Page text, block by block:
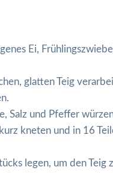
Ei,
glatten Teig
Salz und Pfeffer
kneten und in 16
legen, um den Teig